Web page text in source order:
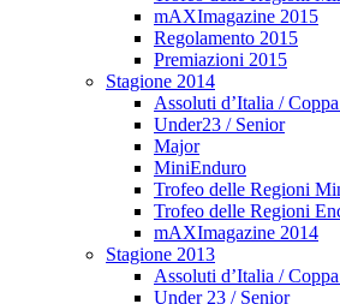
mAXImagazine 2015
Regolamento 2015
Premiazioni 2015
Stagione 2014
Assoluti d’Italia /
Under23 / Senior
Major
MiniEnduro
Trofeo delle Regioni
Trofeo delle Regioni
mAXImagazine 2014
Stagione 2013
Assoluti d’Italia /
Under 23 / Senior